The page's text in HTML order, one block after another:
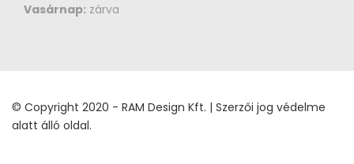
Vasárnap: zárva
© Copyright 2020 - RAM Design Kft. | Szerzői jog védelme
alatt álló oldal.